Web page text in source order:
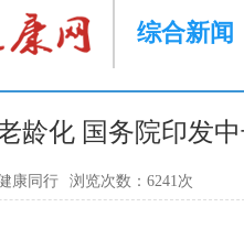
综合新闻
龄化 国务院印发
康同行 浏览次数：6241次